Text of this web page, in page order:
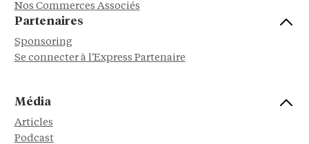
Nos Commerces Associés
Partenaires
Sponsoring
Se connecter à l'Express Partenaire
Média
Articles
Podcast